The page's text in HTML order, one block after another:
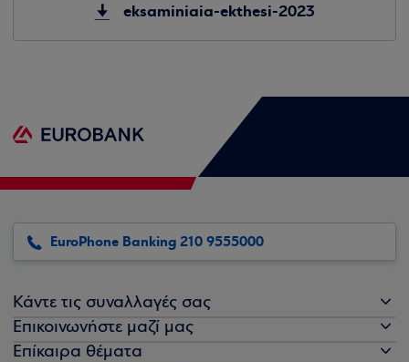
eksaminiaia-ekthesi-2023
EuroPhone Banking 210 9555000
Κάντε τις συναλλαγές σας
Επικοινωνήστε μαζί μας
Επίκαιρα θέματα